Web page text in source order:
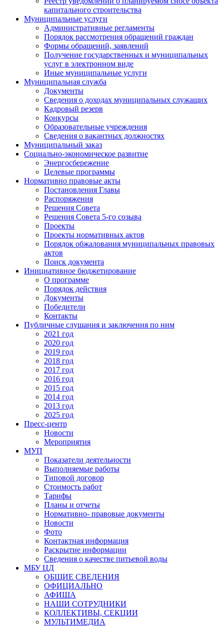
капитального строительства
Муниципальные услуги
Административные регламенты
Порядок рассмотрения обращений граждан
Формы обращений, заявлений
Получение государственных и муниципальных
услуг в электронном виде
Иные муниципальные услуги
Муниципальная служба
Документы
Сведения о доходах муниципальных служащих
Кадровый резерв
Конкурсы
Образовательные учреждения
Сведения о вакантных должностях
Муниципальный заказ
Социально-экономическое развитие
Энергосбережение
Целевые программы
Нормативно правовые акты
Постановления Главы
Распоряжения
Решения Совета
Решения Совета 5-го созыва
Проекты
Проекты нормативных актов
Порядок обжалования муниципальных правовых
актов
Поиск документа
Инициативное бюджетирование
О программе
Порядок действия
Документы
Победители
Контакты
Публичные слушания и заключения по ним
2021 год
2020 год
2019 год
2018 год
2017 год
2016 год
2015 год
2014 год
2013 год
2025 год
Пресс-центр
Новости
Мероприятия
МУП
Показатели деятельности
Выполняемые работы
Типовой договор
Стоимость работ
Тарифы
Планы и отчеты
Нормативно- правовые документы
Новости
Фото
Контактная информация
Раскрытие информации
Сведения о качестве питьевой воды
МБУ ЦД
ОБЩИЕ СВЕДЕНИЯ
ОФИЦИАЛЬНО
АФИША
НАШИ СОТРУДНИКИ
КОЛЛЕКТИВЫ, СЕКЦИИ
МУЛЬТИМЕДИА